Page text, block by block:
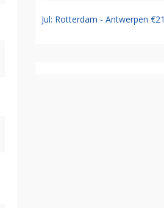
Jul: Rotterdam - Antwerpen €21